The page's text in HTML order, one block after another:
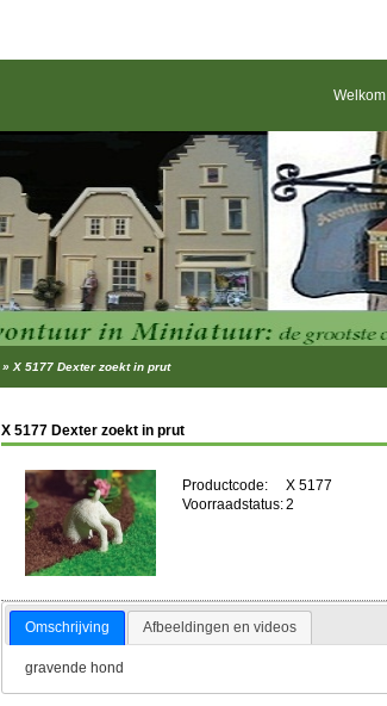
Welkom
» X 5177 Dexter zoekt in prut
X 5177 Dexter zoekt in prut
Productcode:
X 5177
Voorraadstatus:2
Omschrijving Afbeeldingen en videos
gravende hond